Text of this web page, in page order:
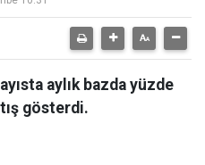
aylık bazda yüzde
gösterdi.